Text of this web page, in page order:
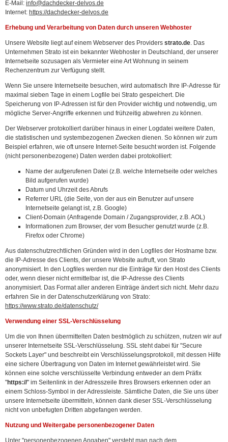
E-Mail: info@dachdecker-delvos.de
Internet: https://dachdecker-delvos.de
Erhebung und Verarbeitung von Daten durch unseren Webhoster
Unsere Website liegt auf einem Webserver des Providers strato.de. Das
Unternehmen Strato ist ein bekannter Webhoster in Deutschland, der unserer
Internetseite sozusagen als Vermieter eine Art Wohnung in seinem
Rechenzentrum zur Verfügung stellt.
Wenn Sie unsere Internetseite besuchen, wird automatisch Ihre IP-Adresse für
maximal sieben Tage in einem Logfile bei Strato gespeichert. Die
Speicherung von IP-Adressen ist für den Provider wichtig und notwendig, um
mögliche Server-Angriffe erkennen und frühzeitig abwehren zu können.
Der Webserver protokolliert darüber hinaus in einer Logdatei weitere Daten,
die statistischen und systembezogenen Zwecken dienen. So können wir zum
Beispiel erfahren, wie oft unsere Internet-Seite besucht worden ist. Folgende
(nicht personenbezogene) Daten werden dabei protokolliert:
Name der aufgerufenen Datei (z.B. welche Internetseite oder welches
Bild aufgerufen wurde)
Datum und Uhrzeit des Abrufs
Referrer URL (die Seite, von der aus ein Benutzer auf unsere
Internetseite gelangt ist, z.B. Google)
Client-Domain (Anfragende Domain / Zugangsprovider, z.B. AOL)
Informationen zum Browser, der vom Besucher genutzt wurde (z.B.
Firefox oder Chrome)
Aus datenschutzrechtlichen Gründen wird in den Logfiles der Hostname bzw.
die IP-Adresse des Clients, der unsere Website aufruft, von Strato
anonymisiert. In den Logfiles werden nur die Einträge für den Host des Clients
oder, wenn dieser nicht ermittelbar ist, die IP-Adresse des Clients
anonymisiert. Das Format aller anderen Einträge ändert sich nicht. Mehr dazu
erfahren Sie in der Datenschutzerklärung von Strato:
https://www.strato.de/datenschutz/
Verwendung einer SSL-Verschlüsselung
Um die von Ihnen übermittelten Daten bestmöglich zu schützen, nutzen wir auf
unserer Internetseite SSL-Verschlüsselung. SSL steht dabei für "Secure
Sockets Layer" und beschreibt ein Verschlüsselungsprotokoll, mit dessen Hilfe
eine sichere Übertragung von Daten im Internet gewährleistet wird. Sie
können eine solche verschlüsselte Verbindung entweder an dem Präfix
"https://" im Seitenlink in der Adresszeile Ihres Browsers erkennen oder an
einem Schloss-Symbol in der Adressleiste. Sämtliche Daten, die Sie uns über
unsere Internetseite übermitteln, können dank dieser SSL-Verschlüsselung
nicht von unbefugten Dritten abgefangen werden.
Nutzung und Weitergabe personenbezogener Daten